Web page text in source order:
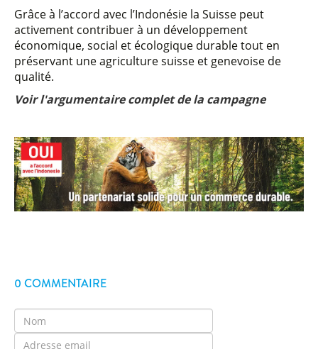
Grâce à l’accord avec l’Indonésie la Suisse peut
activement contribuer à un développement
économique, social et écologique durable tout en
préservant une agriculture suisse et genevoise de
qualité.
Voir l'argumentaire complet de la campagne
0 COMMENTAIRE